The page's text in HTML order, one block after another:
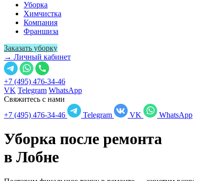
Уборка
Химчистка
Компания
Франшиза
Заказать уборку
→ Личный кабинет
+7 (495) 476-34-46
VK Telegram WhatsApp
Свяжитесь с нами
+7 (495) 476-34-46
Telegram VK WhatsApp
Уборка после ремонта
в Лобне